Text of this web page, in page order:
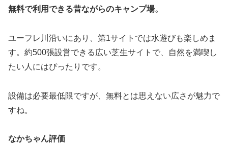
無料で利用できる昔ながらのキャンプ場。
ユーフレ川沿いにあり、第1サイトでは水遊びも楽しめま
す。約500張設営できる広い芝生サイトで、自然を満喫し
たい人にはぴったりです。
設備は必要最低限ですが、無料とは思えない広さが魅力で
すね。
なかちゃん評価